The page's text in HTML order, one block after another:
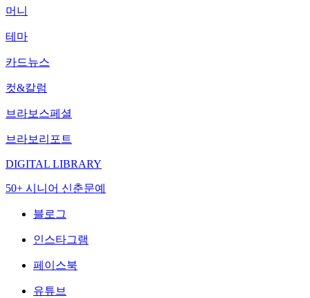
머니
테마
카드뉴스
컷&칼럼
브라보스페셜
브라보리포트
DIGITAL LIBRARY
50+ 시니어 신춘문예
블로그
인스타그램
페이스북
유튜브